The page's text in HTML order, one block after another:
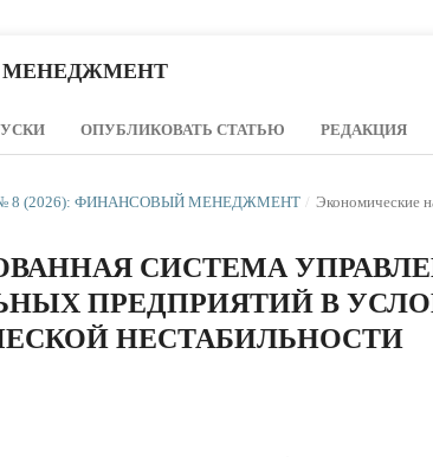
ОПУБЛИКОВАТЬ СТАТЬЮ РЕДАКЦИЯ
8 (2026): ФИНАНСОВЫЙ МЕНЕДЖМЕНТ / Экономические
СИСТЕМА
ПРЕДПРИЯТИЙ В
НЕСТАБИЛЬНОСТИ